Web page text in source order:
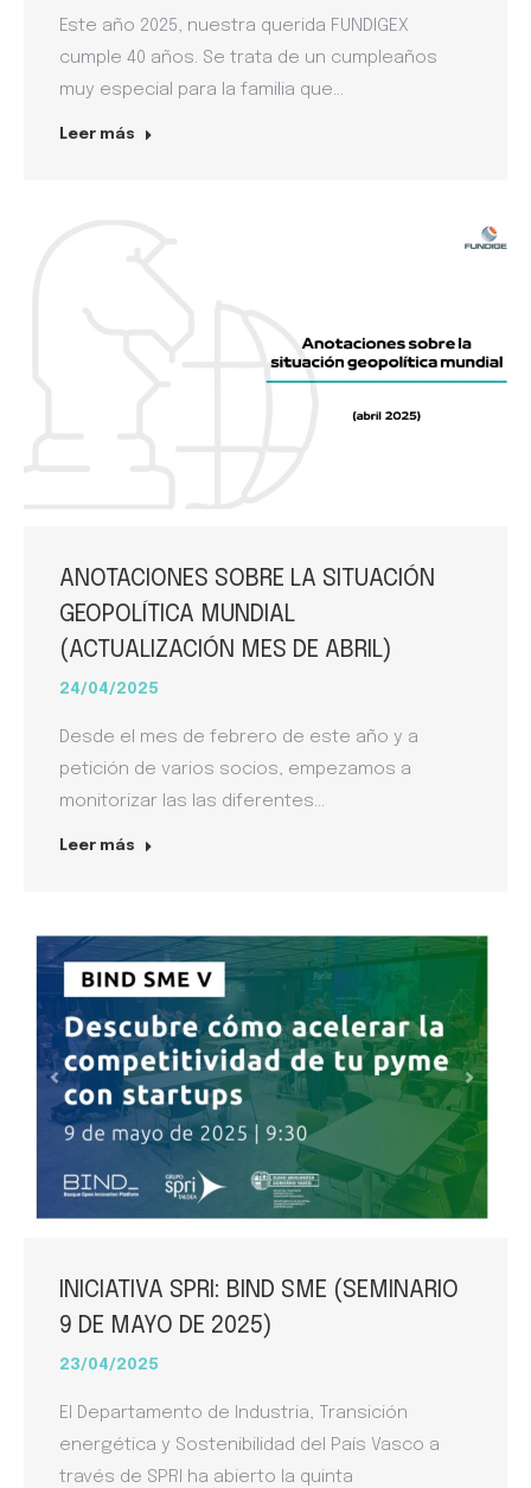
Este año 2025, nuestra querida FUNDIGEX
cumple 40 años. Se trata de un cumpleaños
muy especial para la familia que…
Leer más
ANOTACIONES SOBRE LA SITUACIÓN
GEOPOLÍTICA MUNDIAL
(ACTUALIZACIÓN MES DE ABRIL)
24/04/2025
Desde el mes de febrero de este año y a
petición de varios socios, empezamos a
monitorizar las las diferentes…
Leer más
INICIATIVA SPRI: BIND SME (SEMINARIO
9 DE MAYO DE 2025)
23/04/2025
El Departamento de Industria, Transición
energética y Sostenibilidad del País Vasco a
través de SPRI ha abierto la quinta